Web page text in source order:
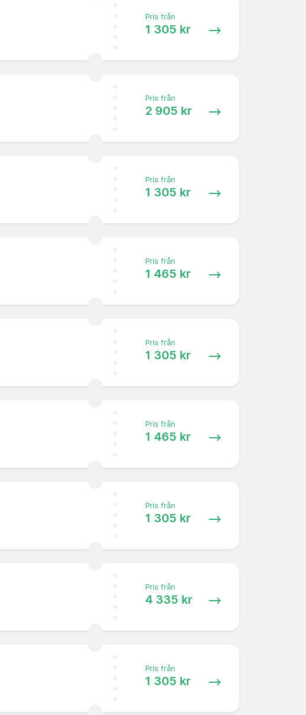
Pris från
1 305 kr
Pris från
2 905 kr
Pris från
1 305 kr
Pris från
1 465 kr
Pris från
1 305 kr
Pris från
1 465 kr
Pris från
1 305 kr
Pris från
4 335 kr
Pris från
1 305 kr